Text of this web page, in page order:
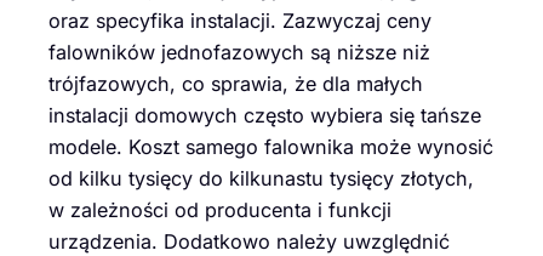
oraz specyfika instalacji. Zazwyczaj ceny
falowników jednofazowych są niższe niż
trójfazowych, co sprawia, że dla małych
instalacji domowych często wybiera się tańsze
modele. Koszt samego falownika może wynosić
od kilku tysięcy do kilkunastu tysięcy złotych,
w zależności od producenta i funkcji
urządzenia. Dodatkowo należy uwzględnić